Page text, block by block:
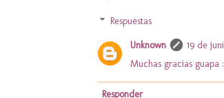
Respuestas
Unknown
19 de
Muchas gracias guapa
Responder